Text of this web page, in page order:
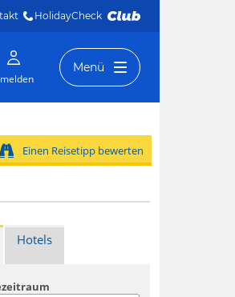
HolidayCheck
Menü
Einen Reisetipp bewerten
Hotels